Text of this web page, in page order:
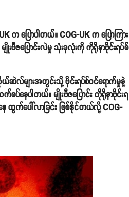
က ပြောပါတယ်။ COG-UK က ပြောကြား
ဗီဇပြောင်းလဲမှု သုံးခုလုံးကို ကိုရိုနာဗိုင်းရပ်စ်
ယ်ဆဲလ်များအတွင်းသို့ ဗိုင်းရပ်စ်ဝင်ရောက်မှုနဲ့
ပါတယ်။ မျိုးဗီဇပြောင်း ကိုရိုနာဗိုင်းရ
က်ပေါ်လာခြင်း ဖြစ်နိုင်တယ်လို့ COG-